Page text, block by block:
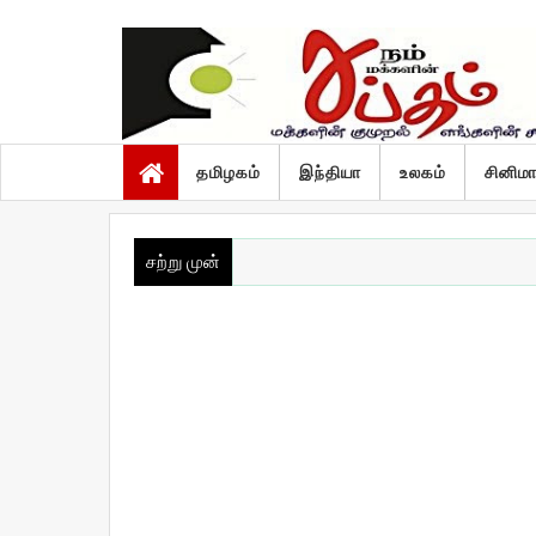
தமிழகம் இந்தியா உலகம் சினிமா
சற்று முன்